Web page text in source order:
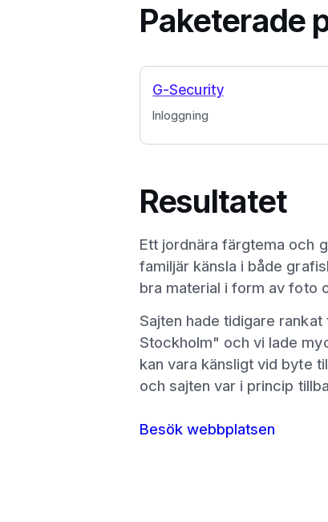
Paketerade
Inloggning
G-Security
Resultatet
Ett jordnära färgtema och
familjär känsla i både
bra material i form av foto
Sajten hade tidigare
Stockholm" och vi lade
kan vara känsligt vid byte
och sajten var i princip
Besök webbplatsen